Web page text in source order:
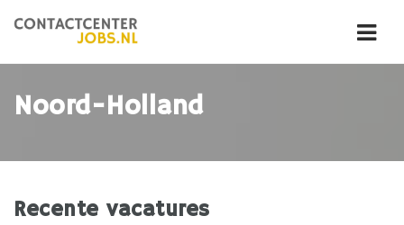
Noord-Holland
Recente vacatures